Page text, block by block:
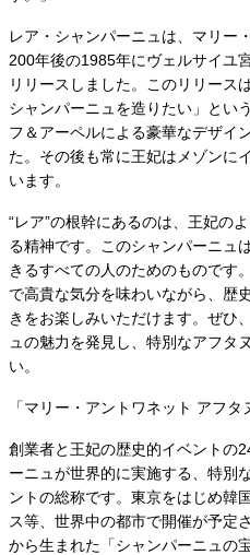
レア・シャンパーニュは、マリー
200年後の1985年にヴェルサイユ
リリースしました。このリリース
シャンパーニュを造りたい」とい
フ＆アーペルによる豪華なデザイ
た。その後も常に王妃はメゾンに
います。
“レア”の根幹にあるのは、王妃の
る精神です。このシャンパーニュ
きるすべての人のためのものです
で高貴な気分を味わいながら、歴
きをお楽しみいただけます。ぜひ
ュの魅力を発見し、特別なアフタ
い。
「マリー・アントワネット アフタ
創業者と王妃の歴史的イベントの
ーニュが世界的に実施する、特別
ントの総称です。東京をはじめ韓
ス等、世界中の都市で開催が予定
から生まれた「シャンパーニュの